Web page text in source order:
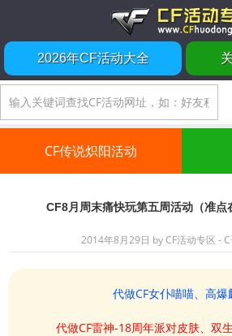
2026年CF活动大全
CF传说炽阳活动
CF8月周末痛快玩第五周活动（准点
2014年8月29日 byCF活动专区 -
代做CF女仆喵喵、高爆
代做CF雷神-18周年派对皮肤、双